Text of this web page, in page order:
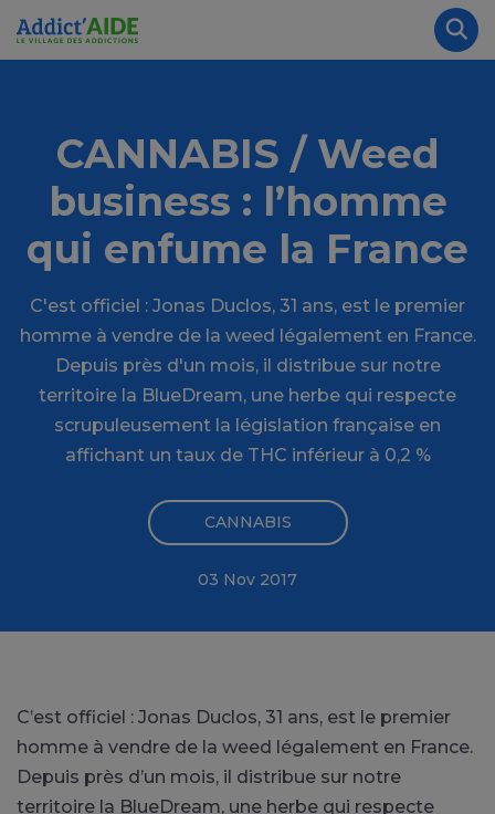
Aller au contenu principal
CANNABIS / Weed
business : l’homme
qui enfume la France
C'est officiel : Jonas Duclos, 31 ans, est le premier
homme à vendre de la weed légalement en France.
Depuis près d'un mois, il distribue sur notre
territoire la BlueDream, une herbe qui respecte
scrupuleusement la législation française en
affichant un taux de THC inférieur à 0,2 %
CANNABIS
03 Nov 2017
C’est officiel : Jonas Duclos, 31 ans, est le premier
homme à vendre de la weed légalement en France.
Depuis près d’un mois, il distribue sur notre
territoire la BlueDream, une herbe qui respecte
Panneau de gestion des cookies